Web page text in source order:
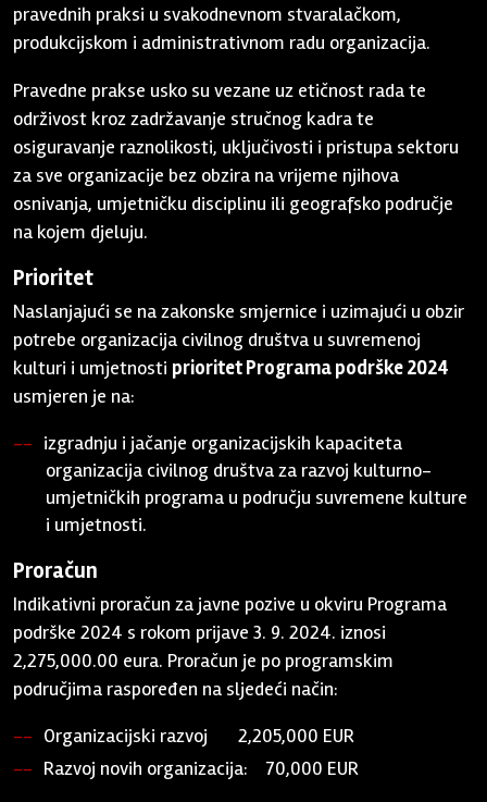
pravednih praksi u svakodnevnom stvaralačkom,
produkcijskom i administrativnom radu organizacija.
Pravedne prakse usko su vezane uz etičnost rada te
održivost kroz zadržavanje stručnog kadra te
osiguravanje raznolikosti, uključivosti i pristupa sektoru
za sve organizacije bez obzira na vrijeme njihova
osnivanja, umjetničku disciplinu ili geografsko područje
na kojem djeluju.
Prioritet
Naslanjajući se na zakonske smjernice i uzimajući u obzir
potrebe organizacija civilnog društva u suvremenoj
kulturi i umjetnosti prioritet Programa podrške 2024
usmjeren je na:
izgradnju i jačanje organizacijskih kapaciteta
organizacija civilnog društva za razvoj kulturno-
umjetničkih programa u području suvremene kulture
i umjetnosti.
Proračun
Indikativni proračun za javne pozive u okviru Programa
podrške 2024 s rokom prijave 3. 9. 2024. iznosi
2,275,000.00 eura. Proračun je po programskim
područjima raspoređen na sljedeći način:
Organizacijski razvoj 2,205,000 EUR
Razvoj novih organizacija: 70,000 EUR